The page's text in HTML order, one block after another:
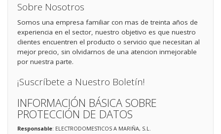
Sobre Nosotros
Somos una empresa familiar con mas de treinta años de
experiencia en el sector, nuestro objetivo es que nuestro
clientes encuentren el producto o servicio que necesitan al
mejor precio, sin olvidarnos de una atencion inmejorable
por nuestra parte.
¡Suscríbete a Nuestro Boletín!
INFORMACIÓN BÁSICA SOBRE
PROTECCIÓN DE DATOS
Responsable: ELECTRODOMESTICOS A MARIÑA, S.L.